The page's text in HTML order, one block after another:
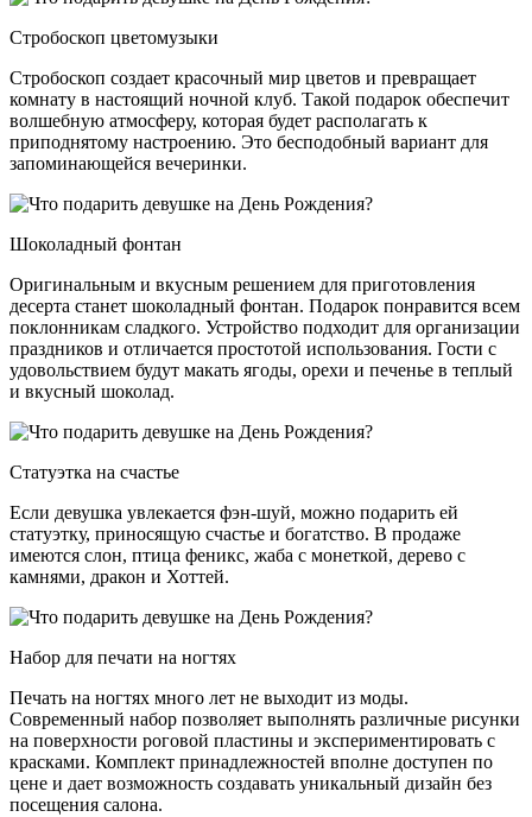
Стробоскоп цветомузыки
Стробоскоп создает красочный мир цветов и превращает
комнату в настоящий ночной клуб. Такой подарок обеспечит
волшебную атмосферу, которая будет располагать к
приподнятому настроению. Это бесподобный вариант для
запоминающейся вечеринки.
Шоколадный фонтан
Оригинальным и вкусным решением для приготовления
десерта станет шоколадный фонтан. Подарок понравится всем
поклонникам сладкого. Устройство подходит для организации
праздников и отличается простотой использования. Гости с
удовольствием будут макать ягоды, орехи и печенье в теплый
и вкусный шоколад.
Статуэтка на счастье
Если девушка увлекается фэн-шуй, можно подарить ей
статуэтку, приносящую счастье и богатство. В продаже
имеются слон, птица феникс, жаба с монеткой, дерево с
камнями, дракон и Хоттей.
Набор для печати на ногтях
Печать на ногтях много лет не выходит из моды.
Современный набор позволяет выполнять различные рисунки
на поверхности роговой пластины и экспериментировать с
красками. Комплект принадлежностей вполне доступен по
цене и дает возможность создавать уникальный дизайн без
посещения салона.